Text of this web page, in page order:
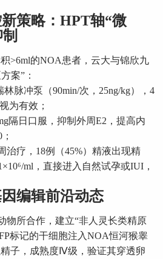
策略：HPT轴“微
>6ml的NOA患者，云大与锦欣九
案”：
脉冲泵（90min/次，25ng/kg），4
为有效；
隔日口服，抑制外周E2，提高内
治疗，18例（45%）精液出现精
ml，直接进入自然试孕或IUI，
编辑前沿动态
物所合作，建立“非人灵长类精原
标记的干细胞注入NOA恒河猴睾
子，成熟度Ⅳ级，验证其穿透卵